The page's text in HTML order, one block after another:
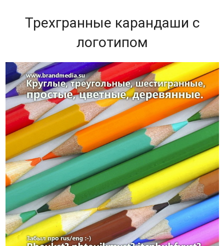
Трехгранные карандаши с
логотипом